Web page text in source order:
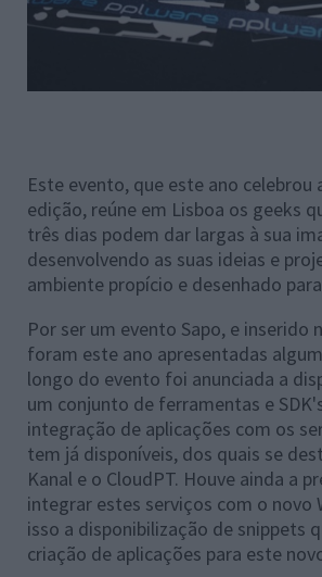
Este evento, que este ano celebrou
edição, reúne em Lisboa os geeks
três dias podem dar largas à sua
desenvolvendo as suas ideias e
ambiente propício e desenhado
Por ser um evento Sapo, e inserido
foram este ano apresentadas
longo do evento foi anunciada a
um conjunto de ferramentas e
integração de aplicações com os
tem já disponíveis, dos quais se
Kanal e o CloudPT. Houve ainda a
integrar estes serviços com o novo
isso a disponibilização de snippets
criação de aplicações para este